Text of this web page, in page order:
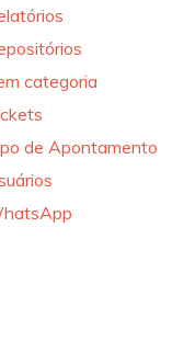
categoria
de Apontamento